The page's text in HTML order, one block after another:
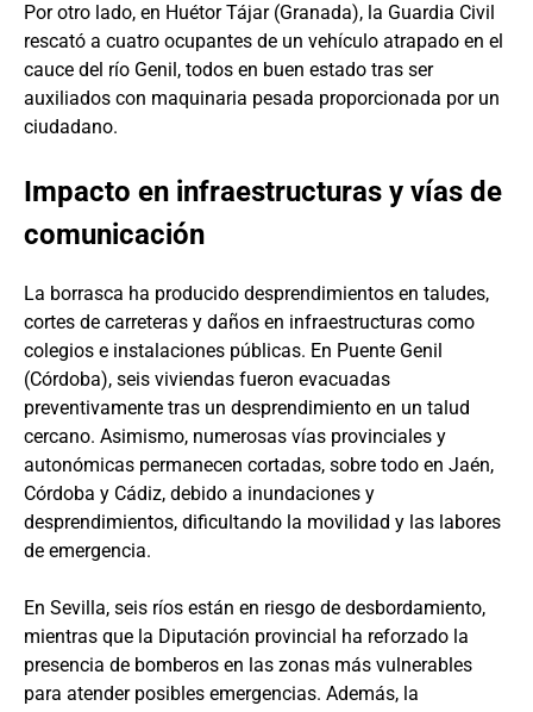
Por otro lado, en Huétor Tájar (Granada), la Guardia Civil
rescató a cuatro ocupantes de un vehículo atrapado en el
cauce del río Genil, todos en buen estado tras ser
auxiliados con maquinaria pesada proporcionada por un
ciudadano.
Impacto en infraestructuras y vías de
comunicación
La borrasca ha producido desprendimientos en taludes,
cortes de carreteras y daños en infraestructuras como
colegios e instalaciones públicas. En Puente Genil
(Córdoba), seis viviendas fueron evacuadas
preventivamente tras un desprendimiento en un talud
cercano. Asimismo, numerosas vías provinciales y
autonómicas permanecen cortadas, sobre todo en Jaén,
Córdoba y Cádiz, debido a inundaciones y
desprendimientos, dificultando la movilidad y las labores
de emergencia.
En Sevilla, seis ríos están en riesgo de desbordamiento,
mientras que la Diputación provincial ha reforzado la
presencia de bomberos en las zonas más vulnerables
para atender posibles emergencias. Además, la